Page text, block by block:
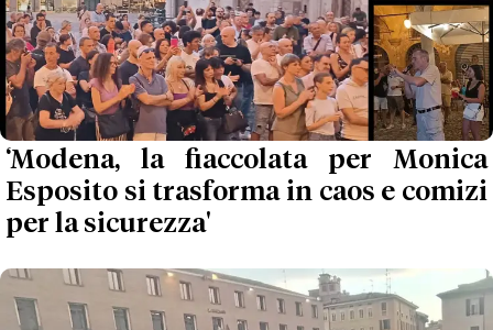
‘Modena, la fiaccolata per Monica
Esposito si trasforma in caos e comizi
per la sicurezza'